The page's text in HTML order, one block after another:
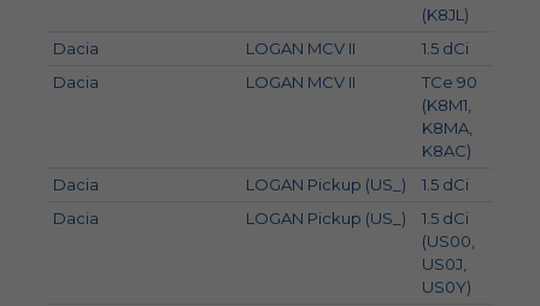
(K8JL)
Dacia LOGAN MCV II 1.5 dCi
Dacia
LOGAN MCV II
TCe 90
(K8M1,
K8MA,
K8AC)
Dacia LOGAN Pickup (US_) 1.5 dCi
Dacia
LOGAN Pickup (US_)
1.5 dCi
(US00,
US0J,
US0Y)